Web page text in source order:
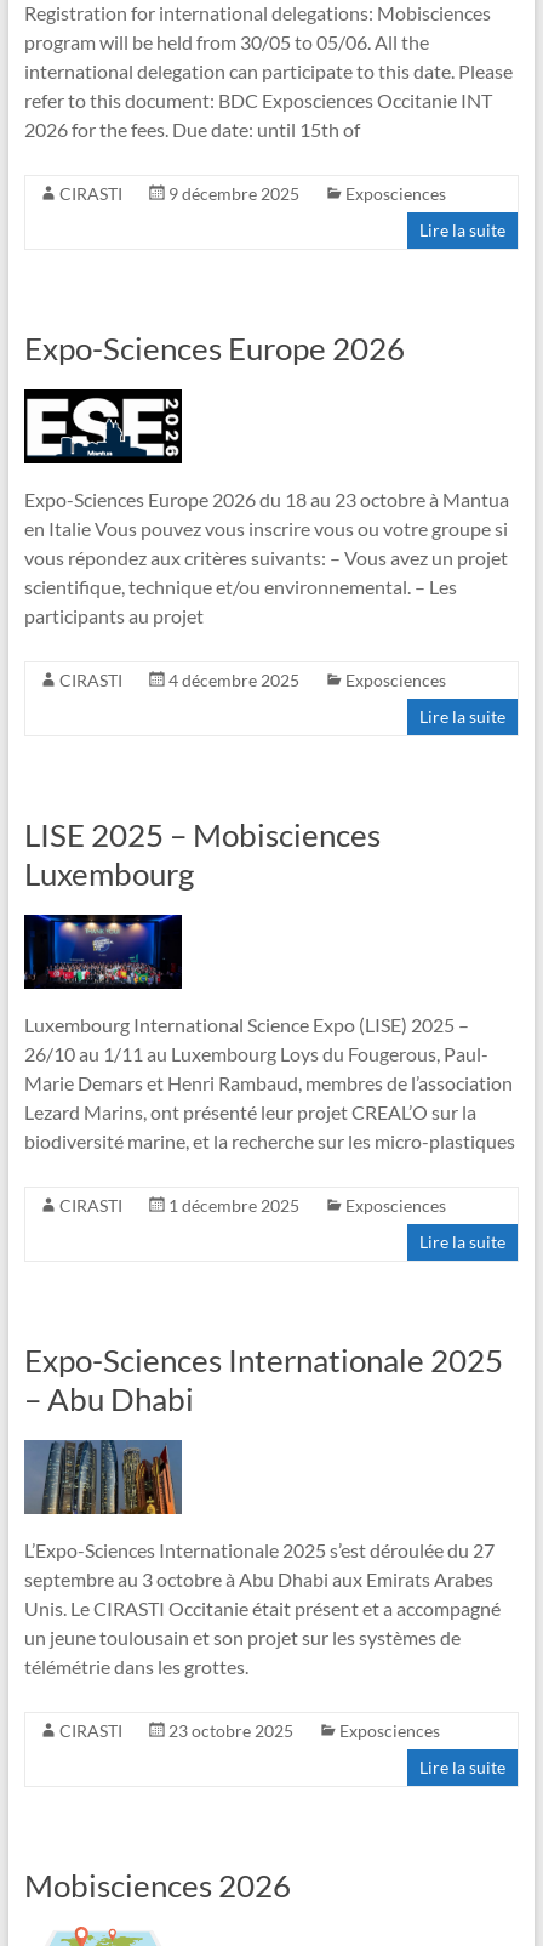
Registration for international delegations: Mobisciences
program will be held from 30/05 to 05/06. All the
international delegation can participate to this date. Please
refer to this document: BDC Exposciences Occitanie INT
2026 for the fees. Due date: until 15th of
CIRASTI 9 décembre 2025
Exposciences
Lire la suite
Expo-Sciences Europe 2026
Expo-Sciences Europe 2026 du 18 au 23 octobre à Mantua
en Italie Vous pouvez vous inscrire vous ou votre groupe si
vous répondez aux critères suivants: – Vous avez un projet
scientifique, technique et/ou environnemental. – Les
participants au projet
CIRASTI 4 décembre 2025
Exposciences
Lire la suite
LISE 2025 – Mobisciences
Luxembourg
Luxembourg International Science Expo (LISE) 2025 –
26/10 au 1/11 au Luxembourg Loys du Fougerous, Paul-
Marie Demars et Henri Rambaud, membres de l’association
Lezard Marins, ont présenté leur projet CREAL’O sur la
biodiversité marine, et la recherche sur les micro-plastiques
CIRASTI 1 décembre 2025
Exposciences
Lire la suite
Expo-Sciences Internationale 2025
– Abu Dhabi
L’Expo-Sciences Internationale 2025 s’est déroulée du 27
septembre au 3 octobre à Abu Dhabi aux Emirats Arabes
Unis. Le CIRASTI Occitanie était présent et a accompagné
un jeune toulousain et son projet sur les systèmes de
télémétrie dans les grottes.
CIRASTI 23 octobre 2025
Exposciences
Lire la suite
Mobisciences 2026